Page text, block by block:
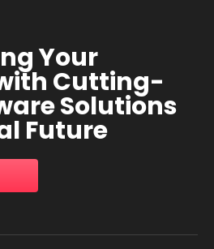
Your
Cutting-
Solutions
Future